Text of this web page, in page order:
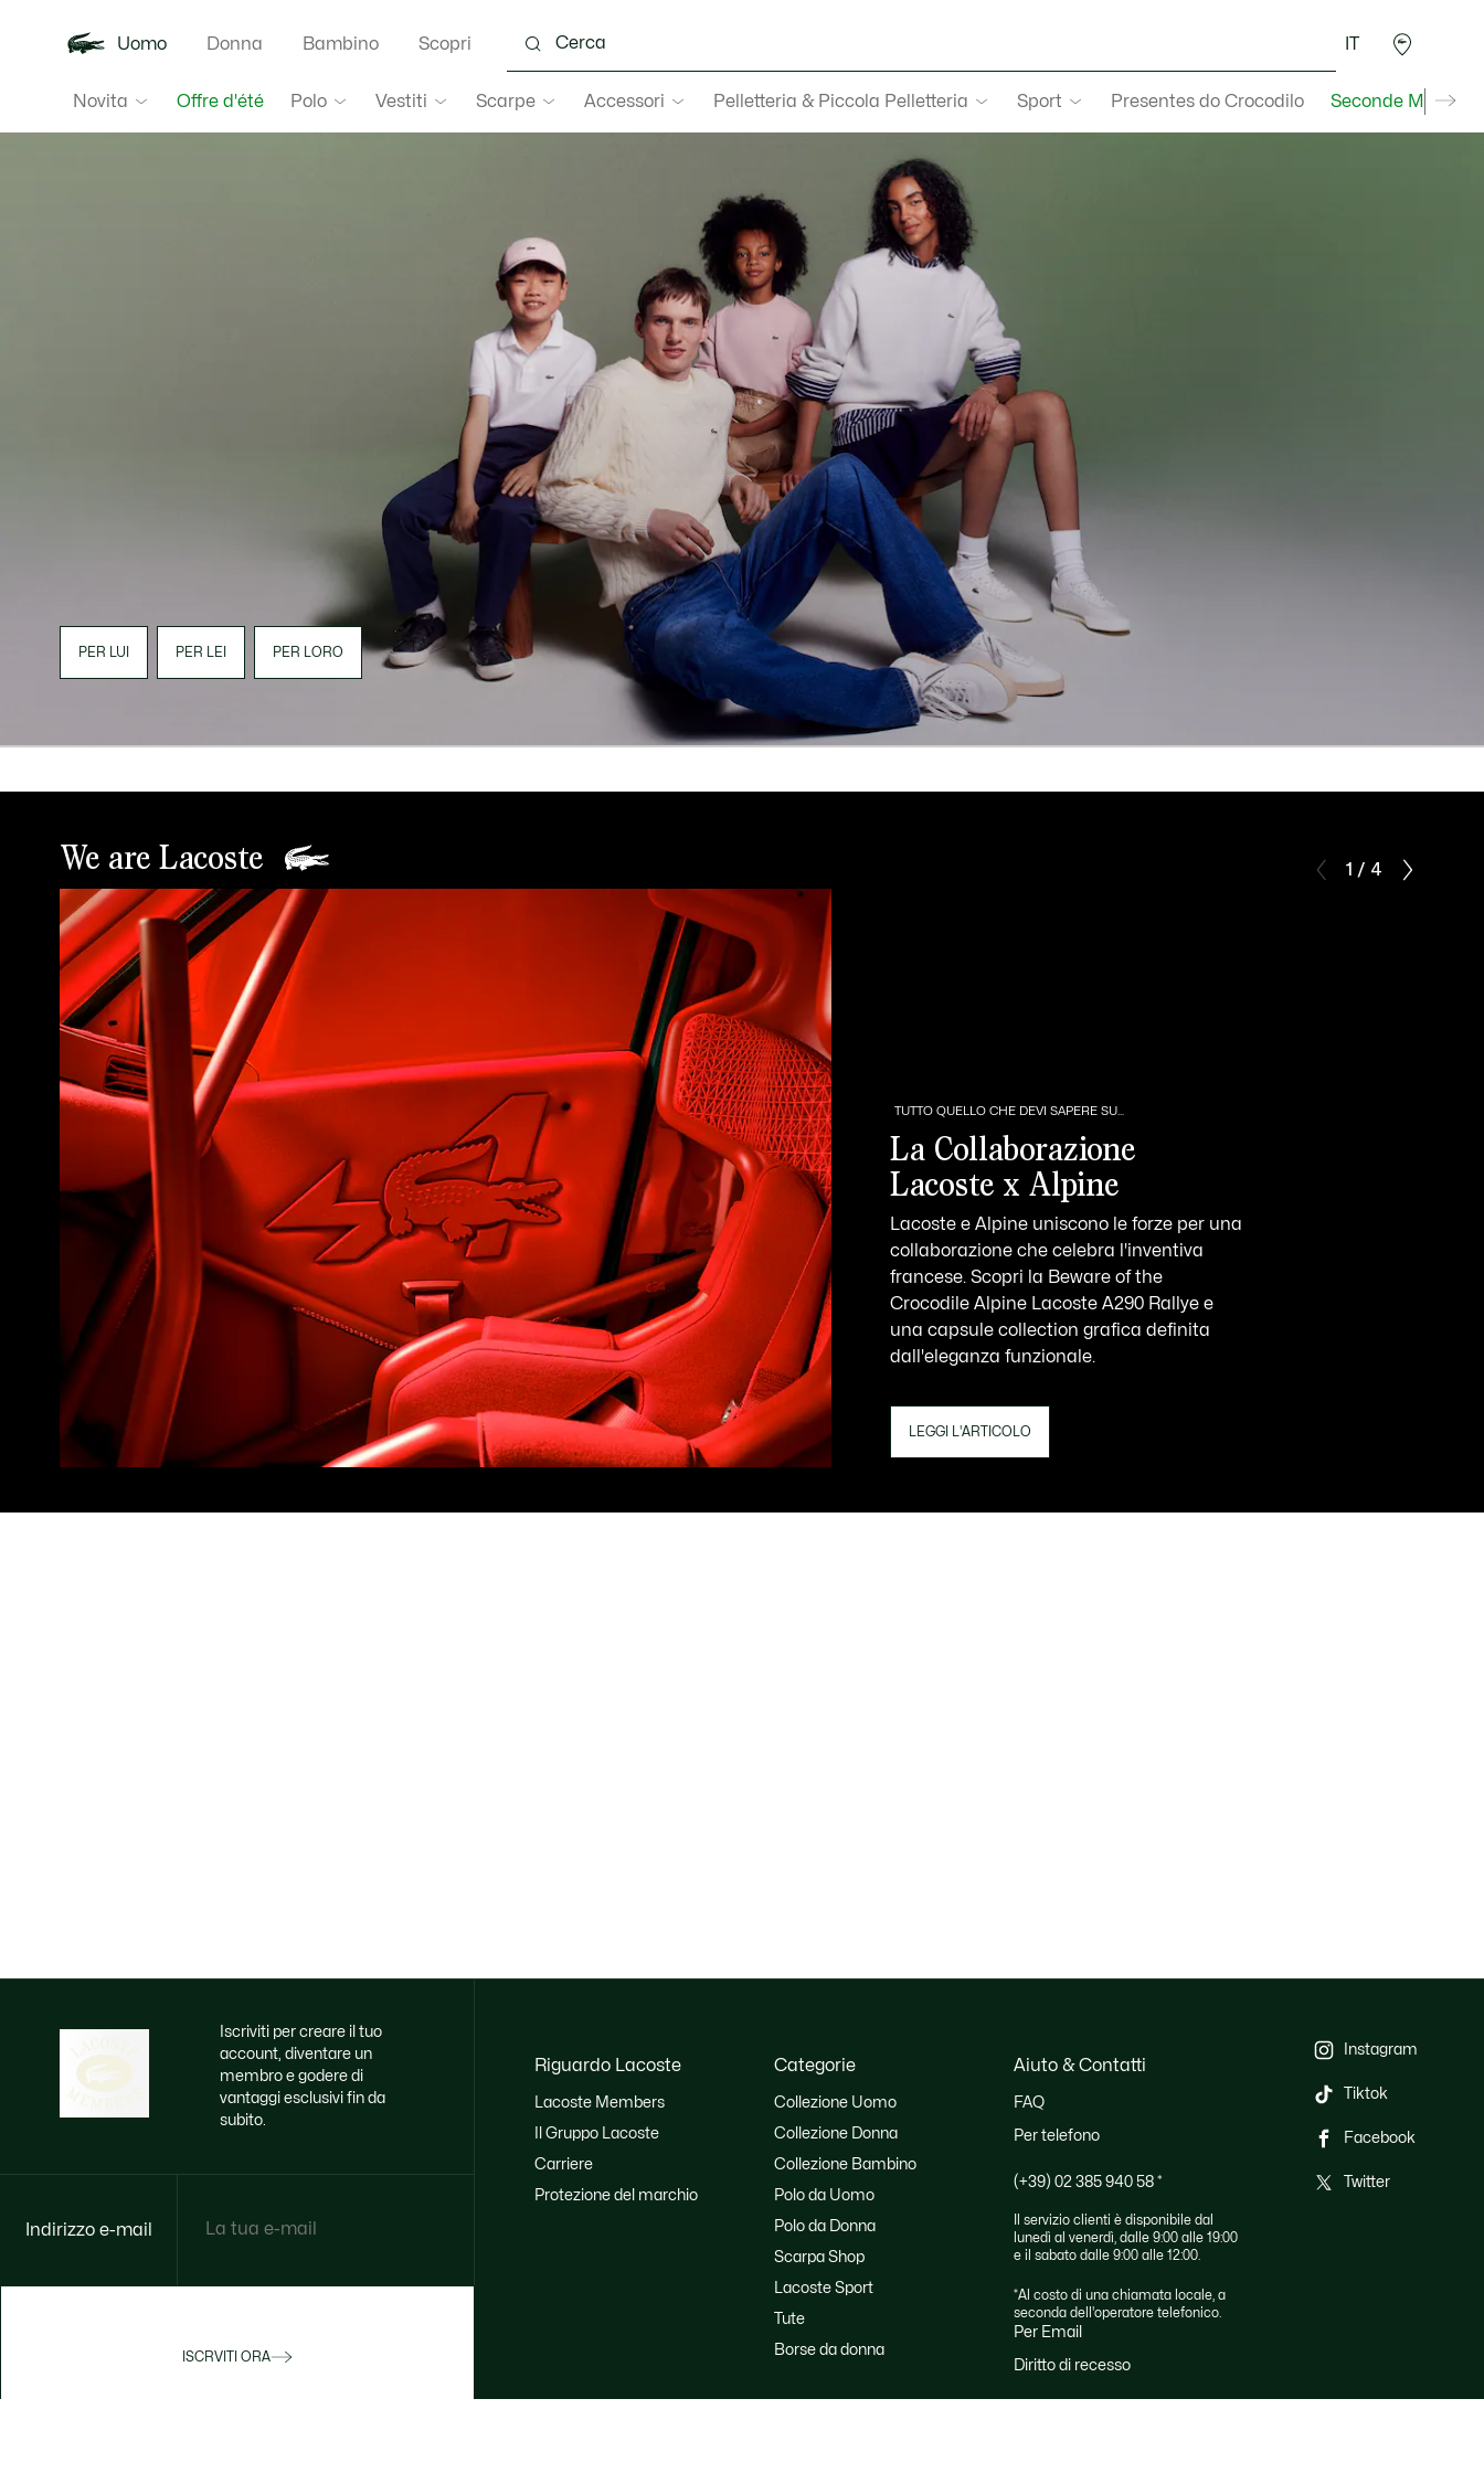
Uomo
Novita Offre d'été Polo Vestiti Scarpe Accessori Pelletteria & Piccola Pelletteria Sport Presentes do Crocodilo Seconde Main
Donna Bambino Scopri IT
PER LUI PER LEI PER LORO
1 / 4
We are Lacoste
TUTTO QUELLO CHE DEVI SAPERE SU...
La Collaborazione
Lacoste x Alpine
Lacoste e Alpine uniscono le forze per una
collaborazione che celebra l'inventiva
francese. Scopri la Beware of the
Crocodile Alpine Lacoste A290 Rallye e
una capsule collection grafica definita
dall'eleganza funzionale.
LEGGI L'ARTICOLO
Iscriviti per creare il tuo
account, diventare un
membro e godere di
vantaggi esclusivi fin da
subito.
Indirizzo e-mail
ISCRVITI ORA
Riguardo Lacoste
Lacoste Members
Il Gruppo Lacoste
Carriere
Protezione del marchio
Categorie
Collezione Uomo
Collezione Donna
Collezione Bambino
Polo da Uomo
Polo da Donna
Scarpa Shop
Lacoste Sport
Tute
Borse da donna
Aiuto & Contatti
FAQ
Per telefono
(+39) 02 385 940 58 *
Il servizio clienti è disponibile dal
lunedì al venerdì, dalle 9:00 alle 19:00
e il sabato dalle 9:00 alle 12:00.
*Al costo di una chiamata locale, a
seconda dell'operatore telefonico.
Per Email
Diritto di recesso
Instagram
Tiktok
Facebook
Twitter